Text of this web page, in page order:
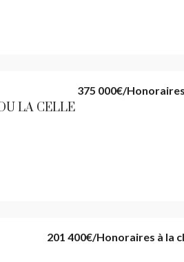
LA CELLE
375 000€/
201 400€/Honoraires à la